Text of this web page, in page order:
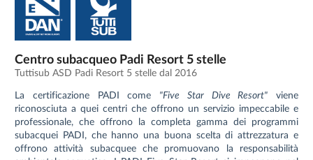
Centro subacqueo Padi Resort 5 stelle
Tuttisub ASD Padi Resort 5 stelle dal 2016
La certificazione PADI come "Five Star Dive Resort" viene
riconosciuta a quei centri che offrono un servizio impeccabile e
professionale, che offrono la completa gamma dei programmi
subacquei PADI, che hanno una buona scelta di attrezzatura e
offrono attività subacquee che promuovano la responsabilità